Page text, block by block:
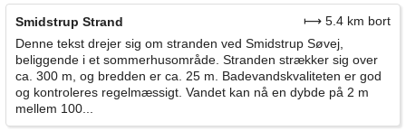
Smidstrup Strand
⟼ 5.4 km bort
Denne tekst drejer sig om stranden ved Smidstrup Søvej,
beliggende i et sommerhusområde. Stranden strækker sig over
ca. 300 m, og bredden er ca. 25 m. Badevandskvaliteten er god
og kontroleres regelmæssigt. Vandet kan nå en dybde på 2 m
mellem 100...